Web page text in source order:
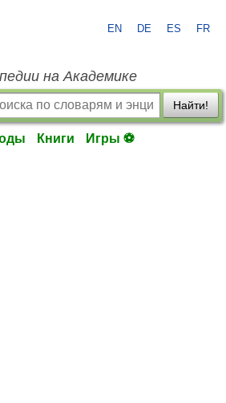
EN DE ES FR
на Академике
Найти!
Книги Игры ⚽